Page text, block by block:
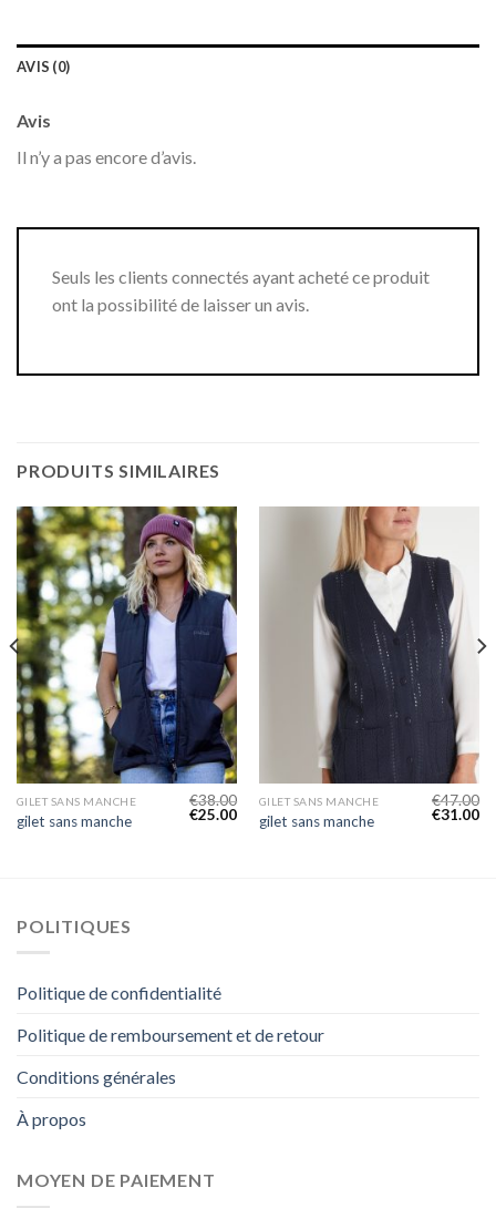
AVIS (0)
Avis
Il n’y a pas encore d’avis.
Seuls les clients connectés ayant acheté ce produit
ont la possibilité de laisser un avis.
PRODUITS SIMILAIRES
GILET SANS MANCHE
gilet sans manche
€38.00
€25.00
GILET SANS MANCHE
gilet sans manche
€47.00
€31.00
POLITIQUES
Politique de confidentialité
Politique de remboursement et de retour
Conditions générales
À propos
MOYEN DE PAIEMENT